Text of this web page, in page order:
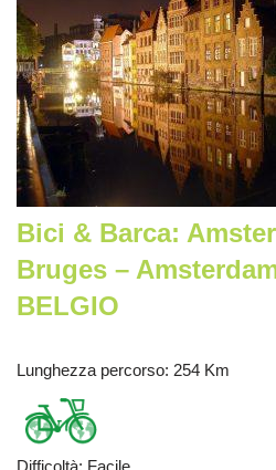
Bici & Barca:
Bruges –
BELGIO
Lunghezza percorso: 254 Km